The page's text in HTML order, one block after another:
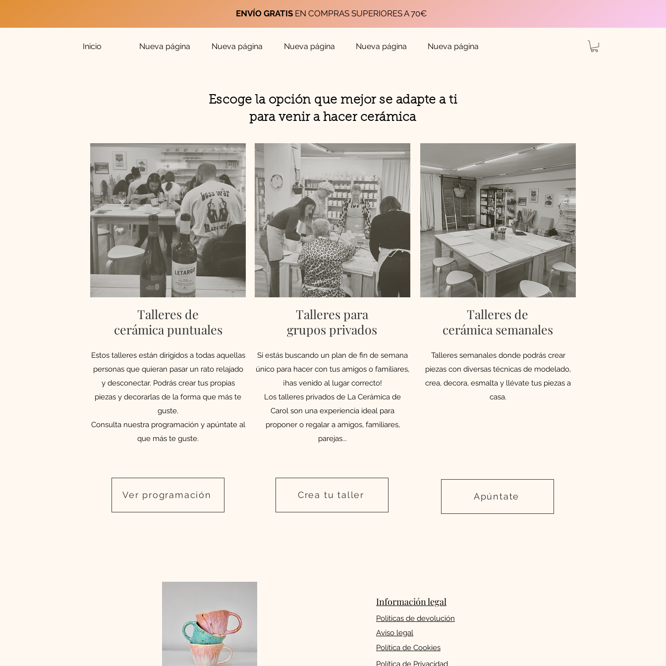
Inicio Nueva página Nueva página Nueva página Nueva página Nueva página
ENVÍO GRATIS EN COMPRAS SUPERIORES A 70€
Escoge la opción que mejor se adapte a ti
para venir a hacer cerámica
Talleres de
cerámica puntuales
Estos talleres están dirigidos a todas aquellas
personas que quieran pasar un rato relajado
y desconectar. Podrás crear tus propias
piezas y decorarlas de la forma que más te
guste.
Consulta nuestra programación y apúntate al
que más te guste.
Ver programación
Talleres para
grupos privados
Si estás buscando un plan de fin de semana
único para hacer con tus amigos o familiares,
¡has venido al lugar correcto!
Los talleres privados de La Cerámica de
Carol son una experiencia ideal para
proponer o regalar a amigos, familiares,
parejas...
Crea tu taller
Talleres de
cerámica semanales
Talleres semanales donde podrás crear
piezas con diversas técnicas de modelado,
crea, decora, esmalta y llévate tus piezas a
casa.
Apúntate
Información legal
Politicas de devolución
Aviso legal
Política de Cookies
Política de Privacidad